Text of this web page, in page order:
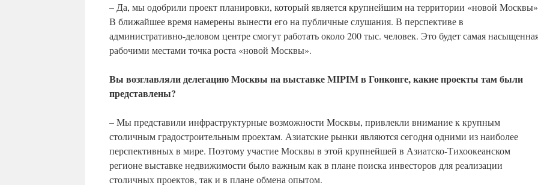
– Да, мы одобрили проект планировки, который является крупнейшим на территории «новой
В ближайшее время намерены вынести его на публичные слушания. В перспективе в
административно-деловом центре смогут работать около 200 тыс. человек. Это будет самая
рабочими местами точка роста «новой Москвы».
Вы возглавляли делегацию Москвы на выставке MIPIM в Гонконге, какие проекты там были
представлены?
– Мы представили инфраструктурные возможности Москвы, привлекли внимание к крупным
столичным градостроительным проектам. Азиатские рынки являются сегодня одними из наиболее
перспективных в мире. Поэтому участие Москвы в этой крупнейшей в Азиатско-Тихоокеанском
регионе выставке недвижимости было важным как в плане поиска инвесторов для реализации
столичных проектов, так и в плане обмена опытом.